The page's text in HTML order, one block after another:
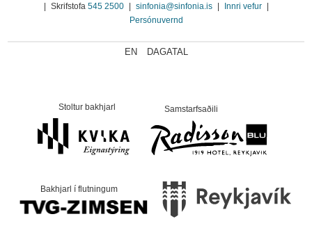
| Skrifstofa 545 2500 | sinfonia@sinfonia.is | Innri vefur |
Persónuvernd
EN DAGATAL
Stoltur bakhjarl Samstarfsaðili
Bakhjarl í flutningum